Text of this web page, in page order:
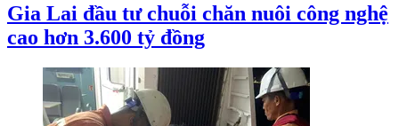
Gia Lai đầu tư chuỗi chăn nuôi công nghệ
cao hơn 3.600 tỷ đồng